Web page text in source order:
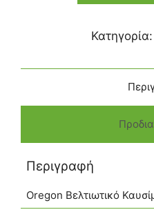
Κατηγορία:
Περιγραφή
Oregon Βελτιωτικό